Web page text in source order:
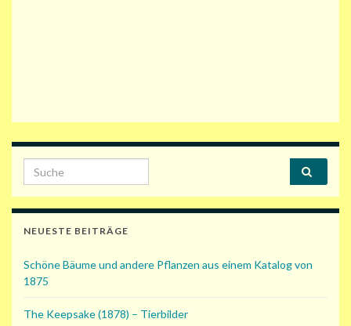
Search for:
NEUESTE BEITRÄGE
Schöne Bäume und andere Pflanzen aus einem Katalog von
1875
The Keepsake (1878) – Tierbilder